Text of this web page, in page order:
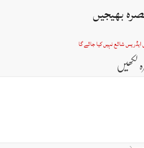
بھیجیں
ایڈریس شائع نہیں کیا جائے گا
لکھیں